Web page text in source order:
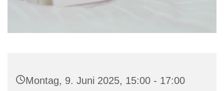
Montag, 9. Juni 2025, 15:00 - 17:00